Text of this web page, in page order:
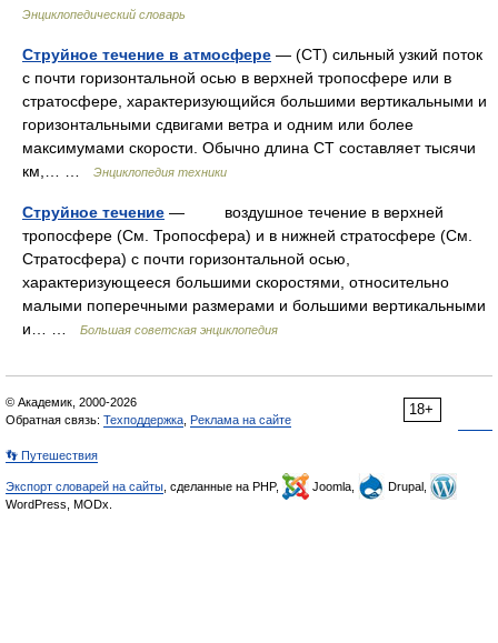
Энциклопедический словарь
Струйное течение в атмосфере — (СТ) сильный узкий поток
с почти горизонтальной осью в верхней тропосфере или в
стратосфере, характеризующийся большими вертикальными и
горизонтальными сдвигами ветра и одним или более
максимумами скорости. Обычно длина СТ составляет тысячи
км,… …
Энциклопедия техники
Струйное течение — воздушное течение в верхней
тропосфере (См. Тропосфера) и в нижней стратосфере (См.
Стратосфера) с почти горизонтальной осью,
характеризующееся большими скоростями, относительно
малыми поперечными размерами и большими вертикальными
и… …
Большая советская энциклопедия
18+
© Академик, 2000-2026
Обратная связь: Техподдержка Реклама на сайте
👣 Путешествия
Экспорт словарей на сайты , сделанные на PHP, Joomla,
Drupal,
WordPress, MODx.